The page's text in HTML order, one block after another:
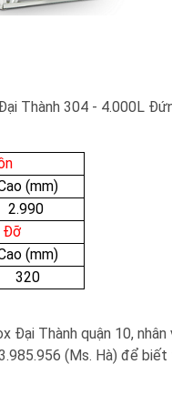
Thành 304 - 4.000L
(mm)
2.990
Đỡ
(mm)
320
Đại Thành quận 10,
(Ms. Hà) để biết